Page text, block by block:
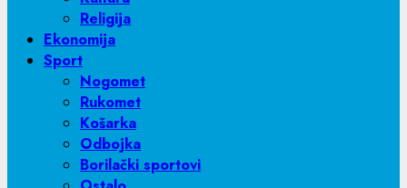
Religija
Ekonomija
Sport
Nogomet
Rukomet
Košarka
Odbojka
Borilački sportovi